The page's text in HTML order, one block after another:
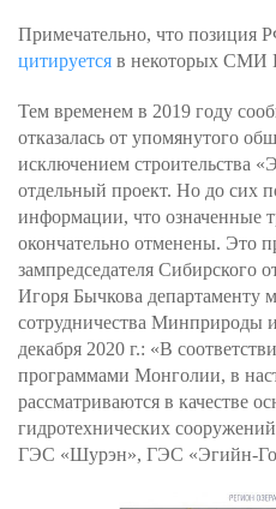
Примечательно, что позиция
цитируется в некоторых СМИ
Тем временем в 2019 году
отказалась от упомянутого
исключением строительства
отдельный проект. Но до сих
информации, что означенные
окончательно отменены. Это
зампредседателя Сибирского
Игоря Бычкова департаменту
сотрудничества Минприроды
декабря 2020 г.: «В
программами Монголии, в
рассматриваются в качестве
гидротехнических
ГЭС «Шурэн», ГЭС «Эгийн-